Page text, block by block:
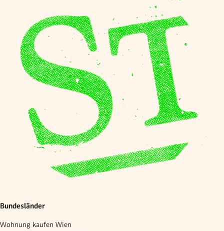
Bundesländer
Wohnung kaufen Wien